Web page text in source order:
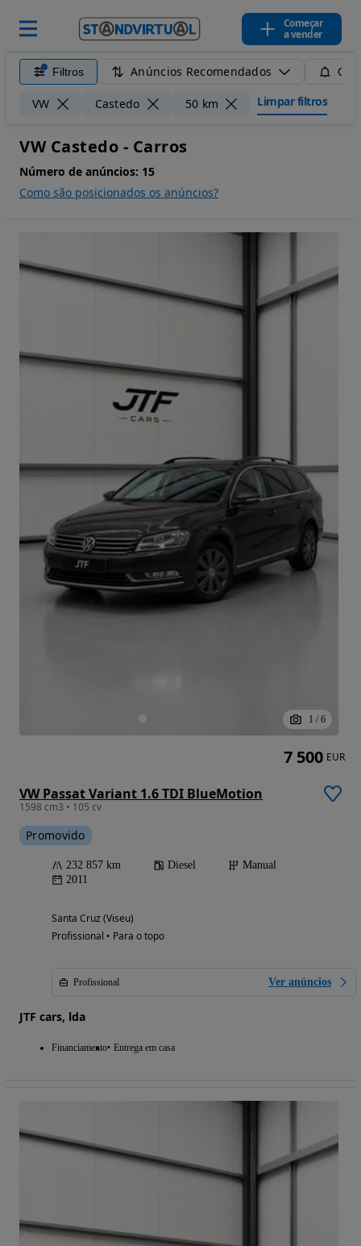
Começar
a vender
Filtros Anúncios Recomendados
VW Castedo 50 km Limpar filtros
VW Castedo - Carros
Número de anúncios: 15
Como são posicionados os anúncios?
1 / 6
VW Passat Variant 1.6 TDI BlueMotion
1598 cm3 • 105 cv
Promovido
232 857 km Diesel
Manual
2011
Santa Cruz (Viseu)
Profissional • Para o topo
Profissional Ver anúncios
JTF cars, lda
Financiamento Entrega em casa
7 500 EUR